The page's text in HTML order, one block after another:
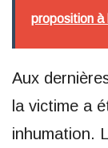
proposition à
Aux
la victime a
inhumation.